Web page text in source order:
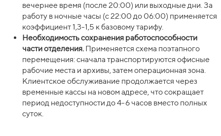
вечернее время (после 20:00) или выходные дни. За
работу в ночные часы (с 22:00 до 06:00) применяется
коэффициент 1,3-1,5 к базовому тарифу.
Необходимость сохранения работоспособности
части отделения. Применяется схема поэтапного
перемещения: сначала транспортируются офисные
рабочие места и архивы, затем операционная зона.
Клиентское обслуживание продолжается через
временные кассы на новом адресе, что сокращает
период недоступности до 4-6 часов вместо полных
суток.